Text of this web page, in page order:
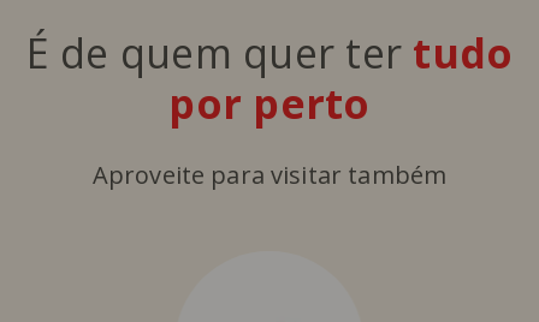
É de quem quer ter tudo
por perto
Aproveite para visitar também